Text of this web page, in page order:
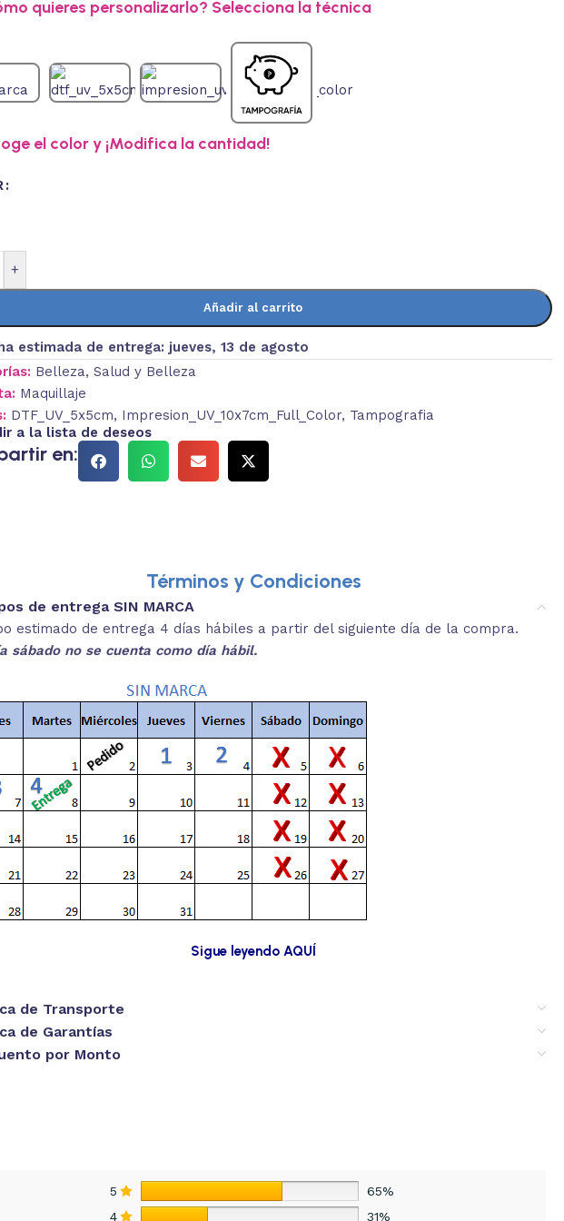
quieres personalizarlo? Selecciona la técnica
el color y ¡Modifica la cantidad!
+
Añadir al carrito
estimada de entrega: jueves, 13 de agosto
Belleza, Salud y Belleza
Maquillaje
DTF_UV_5x5cm, Impresion_UV_10x7cm_Full_Color, Tampografia
a la lista de deseos
en:
Descripciones breves y medidas aproximadas.
REVISA
estás buscando.
3.
Términos y Condiciones
de entrega SIN MARCA
estimado de entrega 4 días hábiles a partir del siguiente día de la compra.
sábado no se cuenta como día hábil.
Sigue leyendo AQUÍ
de Transporte
de Garantías
por Monto
5
65%
4
31%